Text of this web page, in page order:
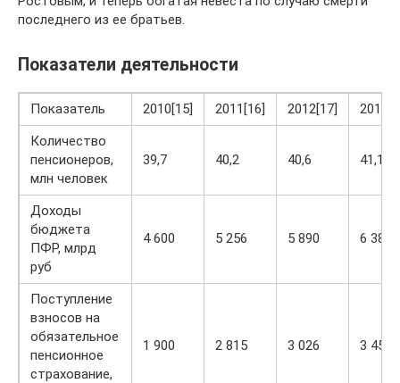
Показатели деятельности
Показатель 2010[15] 2011[16] 2012[17]
Количество
пенсионеров,
млн человек
39,7 40,2 40,6 41,1
Доходы
бюджета
ПФР, млрд
руб
4 600 5 256 5 890 6 388
Поступление
взносов на
обязательное
пенсионное
страхование,
1 900 2 815 3 026 3 459